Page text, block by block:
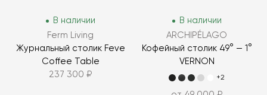
В наличии
Ferm Living
Журнальный столик Feve
Coffee Table
237 300 ₽
В наличии
ARCHIPÉLAGO
Кофейный столик 49° — 1°
VERNON
+2